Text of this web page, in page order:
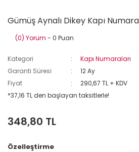
Gümüş Aynalı Dikey Kapı
(0) Yorum - 0 Puan
Kategori
Kapı Numaraları
Garanti Süresi
12 Ay
Fiyat
290,67 TL + KDV
*37,16 TL den başlayan taksitlerle!
348,80 TL
Özelleştirme